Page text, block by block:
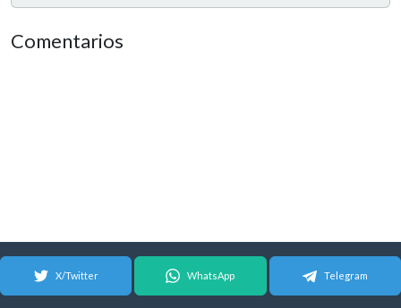
Comentarios
X/Twitter WhatsApp Telegram